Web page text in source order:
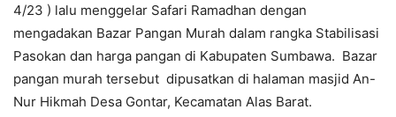
4/23 ) lalu menggelar Safari Ramadhan dengan
mengadakan Bazar Pangan Murah dalam rangka Stabilisasi
Pasokan dan harga pangan di Kabupaten Sumbawa. Bazar
pangan murah tersebut dipusatkan di halaman masjid An-
Nur Hikmah Desa Gontar, Kecamatan Alas Barat.